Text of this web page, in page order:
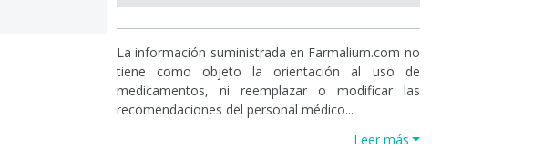
La información suministrada en Farmalium.com no
tiene como objeto la orientación al uso de
medicamentos, ni reemplazar o modificar las
recomendaciones del personal médico...
Leer más